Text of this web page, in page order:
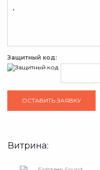
Защитный код:
Витрина: